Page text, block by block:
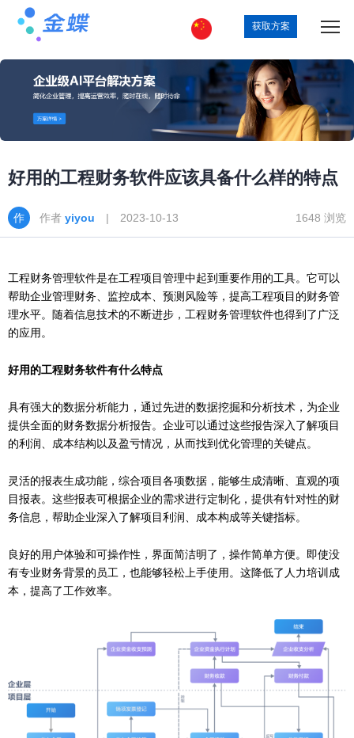
获取方案
好用的工程财务软件应该具备什么样的特点
作者 yiyou | 2023-10-13 1648 浏览
工程财务管理软件是在工程项目管理中起到重要作用的工具。它可以
帮助企业管理财务、监控成本、预测风险等，提高工程项目的财务管
理水平。随着信息技术的不断进步，工程财务管理软件也得到了广泛
的应用。
好用的工程财务软件有什么特点
具有强大的数据分析能力，通过先进的数据挖掘和分析技术，为企业
提供全面的财务数据分析报告。企业可以通过这些报告深入了解项目
的利润、成本结构以及盈亏情况，从而找到优化管理的关键点。
灵活的报表生成功能，综合项目各项数据，能够生成清晰、直观的项
目报表。这些报表可根据企业的需求进行定制化，提供有针对性的财
务信息，帮助企业深入了解项目利润、成本构成等关键指标。
良好的用户体验和可操作性，界面简洁明了，操作简单方便。即使没
有专业财务背景的员工，也能够轻松上手使用。这降低了人力培训成
本，提高了工作效率。